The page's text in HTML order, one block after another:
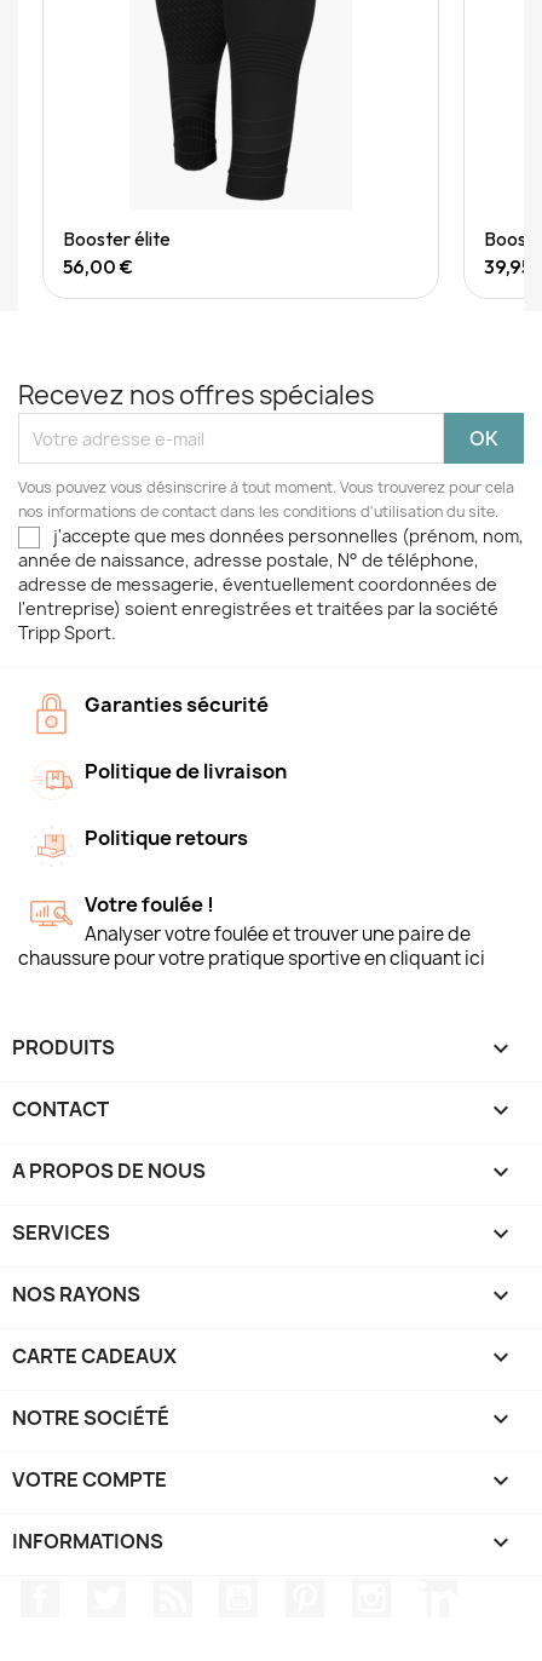
Booster élite
56,00 €
39,95
Recevez nos offres spéciales
Vous pouvez vous désinscrire à tout moment. Vous trouverez pour cela
nos informations de contact dans les conditions d'utilisation du site.
j'accepte que mes données personnelles (prénom, nom,
année de naissance, adresse postale, N° de téléphone,
adresse de messagerie, éventuellement coordonnées de
l'entreprise) soient enregistrées et traitées par la société
Tripp Sport.
Garanties sécurité
Politique de livraison
Politique retours
Votre foulée !
Analyser votre foulée et trouver une paire de
chaussure pour votre pratique sportive en cliquant ici
PRODUITS 
CONTACT 
A PROPOS DE NOUS 
SERVICES 
NOS RAYONS 
CARTE CADEAUX 
NOTRE SOCIÉTÉ 
VOTRE COMPTE 
INFORMATIONS keyboard_arrow_down